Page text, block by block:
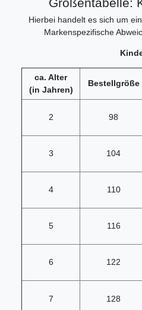
Hierbei handelt es sich um
Markenspezifische
ca. Alter
(in Jahren)
Bestellgröße
2 98
3 104
4 110
5 116
6 122
7 128